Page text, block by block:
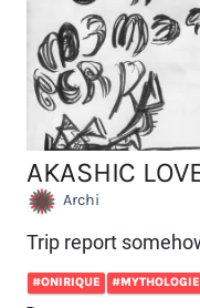
AKASHIC
Archi
Trip report
#ONIRIQUE #MYTHOLOGIE